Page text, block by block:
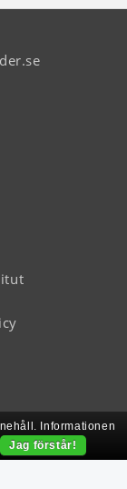
Informationen
Jag förstår!